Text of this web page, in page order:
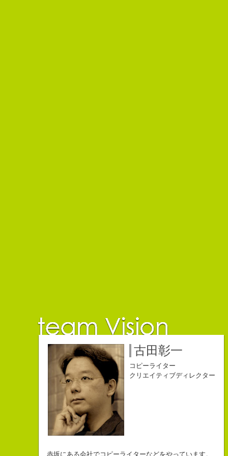
佐藤延夫
コピーライター
チームVision 事務局長
保持壮太郎
コピーライター
自己紹介ジェネレーターというサイトがある。試しにやってみた。
小山佳奈
コピーライター
なにがしか書いていられるしごとはとっても
中村直史
コピーライター
長崎県五島市出身
江口順也
コピーライター
Copy writer
名雪祐平
コピーライター
クリエイティブディレクター
初対面の人によく言われる。
古田彰一
コピーライター
クリエイティブディレクター
赤坂にある会社でコピーライターなどをやっています。